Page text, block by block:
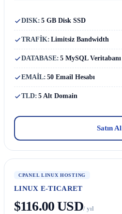
DISK: 5 GB Disk SSD
TRAFİK: Limitsiz Bandwidth
DATABASE: 5 MySQL Veritabanı
EMAİL: 50 Email Hesabı
TLD: 5 Alt Domain
Satın Al
CPANEL LINUX HOSTING
LINUX E-TICARET
$116.00 USD/ yıl